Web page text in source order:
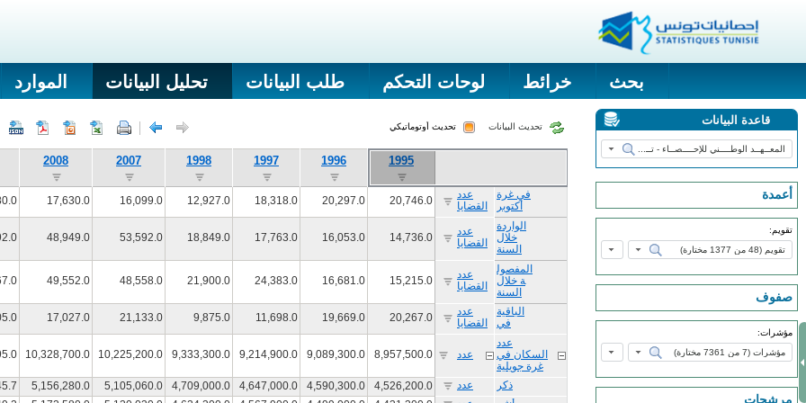
بحث خرائط لوحات التحكم طلب البيانات تحليل البيانات الموارد
قاعدة البيانات
أعمدة
تقويم:
صفوف
مؤشرات:
مرشحات
تحديث البيانات تحديث أوتوماتيكي
1995
1996
1997
1998
2007
2008
في غرة
أكتوبر
عدد
القضايا
20,746.0
20,297.0
18,318.0
12,927.0
16,099.0
17,630.0
الواردة
خلال
السنة
عدد
القضايا
14,736.0
16,053.0
17,763.0
18,849.0
53,592.0
48,949.0
المفصول
ة خلال
السنة
عدد
القضايا
15,215.0
16,681.0
24,383.0
21,900.0
48,558.0
49,552.0
الباقية
في
عدد
القضايا
20,267.0
19,669.0
11,698.0
9,875.0
21,133.0
17,027.0
عدد
السكان في
غرة جويلية
عدد 8,957,500.0
9,089,300.0
9,214,900.0
9,333,300.0
10,225,200.0
10,328,700.0
ذكر عدد 4,526,200.0
4,590,300.0
4,647,000.0
4,709,000.0
5,105,060.0
5,156,280.0